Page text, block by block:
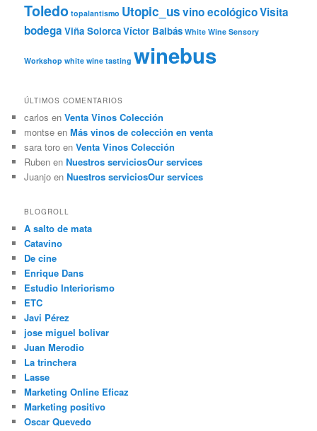
Toledo topalantismo Utopic_usvino ecológicoVisita
bodega Viña SolorcaVíctor Balbás White Wine Sensory
Workshop white wine tasting winebus
ÚLTIMOS COMENTARIOS
carlos enVenta Vinos Colección
montse enMás vinos de colección en venta
sara toro enVenta Vinos Colección
Ruben enNuestros serviciosOur services
Juanjo enNuestros serviciosOur services
BLOGROLL
A salto de mata
Catavino
De cine
Enrique Dans
Estudio Interiorismo
ETC
Javi Pérez
jose miguel bolivar
Juan Merodio
La trinchera
Lasse
Marketing Online Eficaz
Marketing positivo
Oscar Quevedo